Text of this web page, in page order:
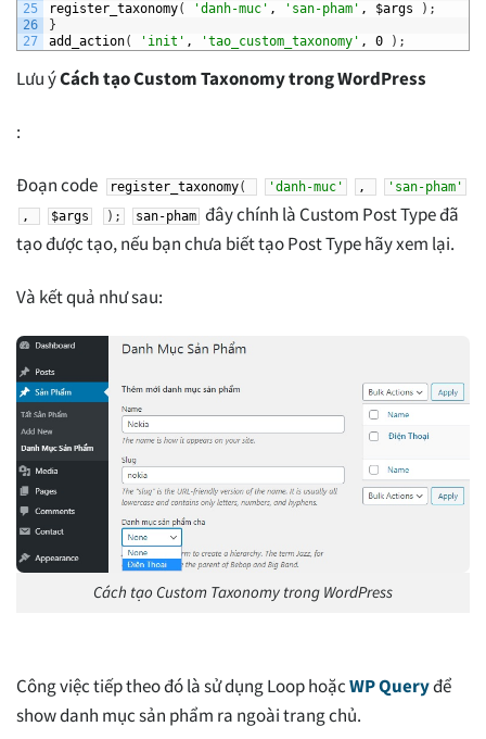
25
26
27
register_taxonomy( 'danh-muc' , 'san-pham' , $args ) ;
}
add_action( 'init' , 'tao_custom_taxonomy' , 0 ) ;
Lưu ýCách tạo Custom Taxonomy trong WordPress
:
Đoạn code register_taxonomy( 'danh-muc' ,
'san-pham'
,
$args ) ; san-pham đây chính là Custom Post Type đã
tạo được tạo, nếu bạn chưa biết tạo Post Type hãy xem lại.
Và kết quả như sau:
Cách tạo Custom Taxonomy trong WordPress
Công việc tiếp theo đó là sử dụng Loop hoặcWP Queryđể
show danh mục sản phẩm ra ngoài trang chủ.